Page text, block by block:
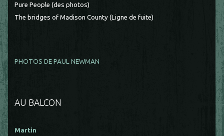
Pure People (des photos)
The bridges of Madison County (Ligne de fuite)
PHOTOS DE PAUL NEWMAN
AU BALCON
Martin